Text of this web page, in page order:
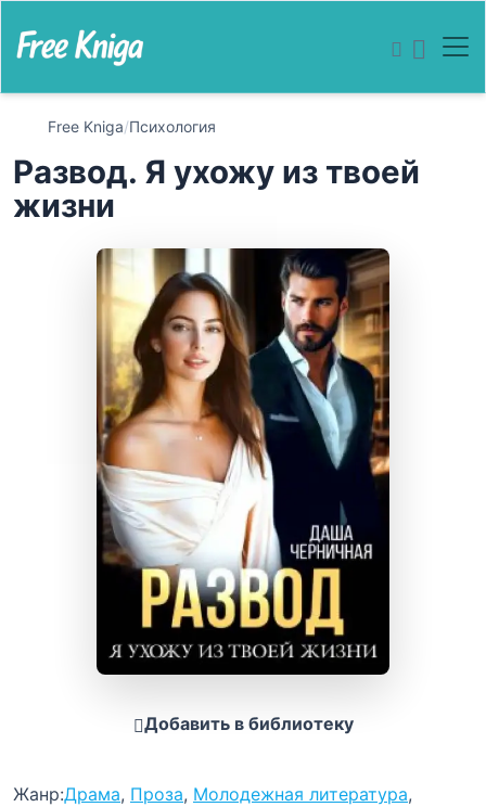
Free Kniga/Психология
Развод. Я ухожу из твоей
жизни
Добавить в библиотеку
Жанр:Драма, Проза, Молодежная литература,